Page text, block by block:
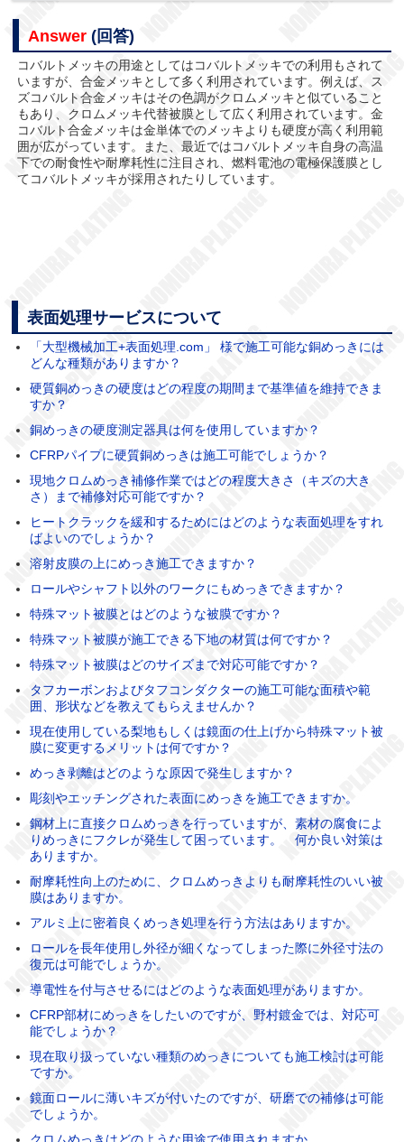
Answer (回答)
コバルトメッキの用途としてはコバルトメッキでの利用もされて
いますが、合金メッキとして多く利用されています。例えば、ス
ズコバルト合金メッキはその色調がクロムメッキと似ていること
もあり、クロムメッキ代替被膜として広く利用されています。金
コバルト合金メッキは金単体でのメッキよりも硬度が高く利用範
囲が広がっています。また、最近ではコバルトメッキ自身の高温
下での耐食性や耐摩耗性に注目され、燃料電池の電極保護膜とし
てコバルトメッキが採用されたりしています。
表面処理サービスについて
「大型機械加工+表面処理.com」 様で施工可能な銅めっきには
どんな種類がありますか？
硬質銅めっきの硬度はどの程度の期間まで基準値を維持できま
すか？
銅めっきの硬度測定器具は何を使用していますか？
CFRPパイプに硬質銅めっきは施工可能でしょうか？
現地クロムめっき補修作業ではどの程度大きさ（キズの大き
さ）まで補修対応可能ですか？
ヒートクラックを緩和するためにはどのような表面処理をすれ
ばよいのでしょうか？
溶射皮膜の上にめっき施工できますか？
ロールやシャフト以外のワークにもめっきできますか？
特殊マット被膜とはどのような被膜ですか？
特殊マット被膜が施工できる下地の材質は何ですか？
特殊マット被膜はどのサイズまで対応可能ですか？
タフカーボンおよびタフコンダクターの施工可能な面積や範
囲、形状などを教えてもらえませんか？
現在使用している梨地もしくは鏡面の仕上げから特殊マット被
膜に変更するメリットは何ですか？
めっき剥離はどのような原因で発生しますか？
彫刻やエッチングされた表面にめっきを施工できますか。
鋼材上に直接クロムめっきを行っていますが、素材の腐食によ
りめっきにフクレが発生して困っています。 何か良い対策は
ありますか。
耐摩耗性向上のために、クロムめっきよりも耐摩耗性のいい被
膜はありますか。
アルミ上に密着良くめっき処理を行う方法はありますか。
ロールを長年使用し外径が細くなってしまった際に外径寸法の
復元は可能でしょうか。
導電性を付与させるにはどのような表面処理がありますか。
CFRP部材にめっきをしたいのですが、野村鍍金では、対応可
能でしょうか？
現在取り扱っていない種類のめっきについても施工検討は可能
ですか。
鏡面ロールに薄いキズが付いたのですが、研磨での補修は可能
でしょうか。